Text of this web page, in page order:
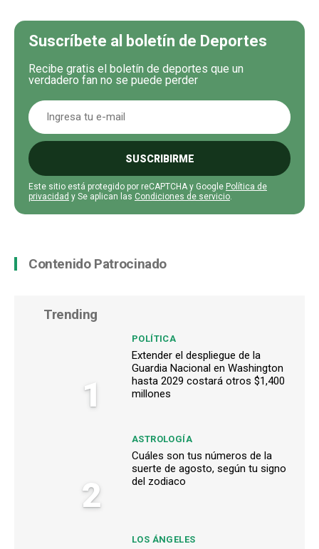
Suscríbete al boletín de Deportes
Recibe gratis el boletín de deportes que un
verdadero fan no se puede perder
SUSCRIBIRME
Este sitio está protegido por reCAPTCHA y Google Política de
privacidad y Se aplican las Condiciones de servicio.
Contenido Patrocinado
Trending
1
POLÍTICA
Extender el despliegue de la
Guardia Nacional en Washington
hasta 2029 costará otros $1,400
millones
2
ASTROLOGÍA
Cuáles son tus números de la
suerte de agosto, según tu signo
del zodiaco
LOS ÁNGELES